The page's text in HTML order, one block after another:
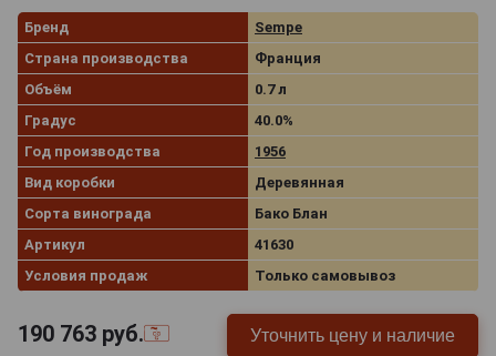
Бренд
Sempe
Страна производства
Франция
Объём
0.7 л
Градус
40.0%
Год производства
1956
Вид коробки
Деревянная
Сорта винограда
Бако Блан
Артикул
41630
Условия продаж
Только самовывоз
190 763 руб. Уточнить цену и наличие